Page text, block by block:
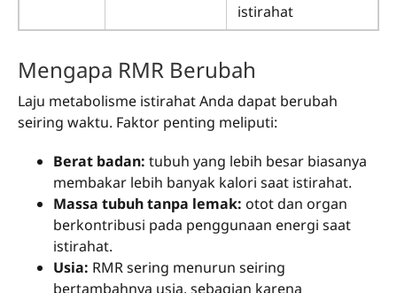
istirahat
Mengapa RMR Berubah
Laju metabolisme istirahat Anda dapat berubah
seiring waktu. Faktor penting meliputi:
Berat badan: tubuh yang lebih besar biasanya
membakar lebih banyak kalori saat istirahat.
Massa tubuh tanpa lemak: otot dan organ
berkontribusi pada penggunaan energi saat
istirahat.
Usia: RMR sering menurun seiring
bertambahnya usia, sebagian karena